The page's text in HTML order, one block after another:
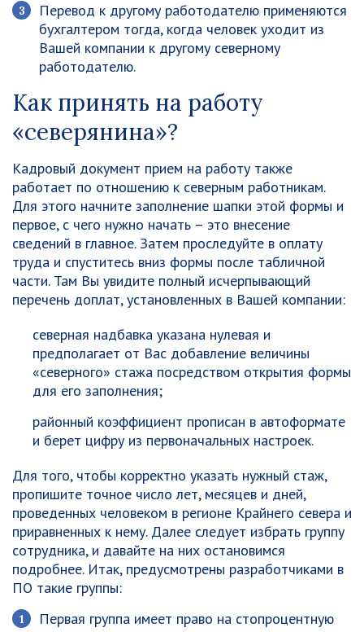
Перевод к другому работодателю применяются
бухгалтером тогда, когда человек уходит из
Вашей компании к другому северному
работодателю.
Как принять на работу
«северянина»?
Кадровый документ прием на работу также
работает по отношению к северным работникам.
Для этого начните заполнение шапки этой формы и
первое, с чего нужно начать – это внесение
сведений в главное. Затем проследуйте в оплату
труда и спуститесь вниз формы после табличной
части. Там Вы увидите полный исчерпывающий
перечень доплат, установленных в Вашей компании:
северная надбавка указана нулевая и
предполагает от Вас добавление величины
«северного» стажа посредством открытия формы
для его заполнения;
районный коэффициент прописан в автоформате
и берет цифру из первоначальных настроек.
Для того, чтобы корректно указать нужный стаж,
пропишите точное число лет, месяцев и дней,
проведенных человеком в регионе Крайнего севера и
приравненных к нему. Далее следует избрать группу
сотрудника, и давайте на них остановимся
подробнее. Итак, предусмотрены разработчиками в
ПО такие группы:
Первая группа имеет право на стопроцентную